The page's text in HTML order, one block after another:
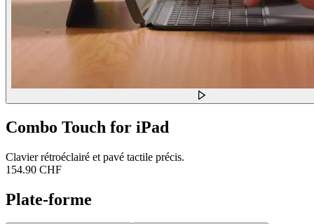
Combo Touch for iPad
Clavier rétroéclairé et pavé tactile précis.
154.90 CHF
Plate-forme